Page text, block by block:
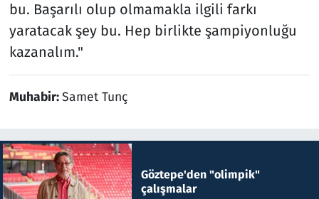
bu. Başarılı olup olmamakla ilgili farkı
yaratacak şey bu. Hep birlikte şampiyonluğu
kazanalım."
Muhabir:Samet Tunç
Göztepe'den "olimpik"
çalışmalar